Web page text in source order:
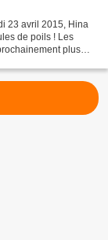
23 avril 2015, Hina
de poils ! Les
plus